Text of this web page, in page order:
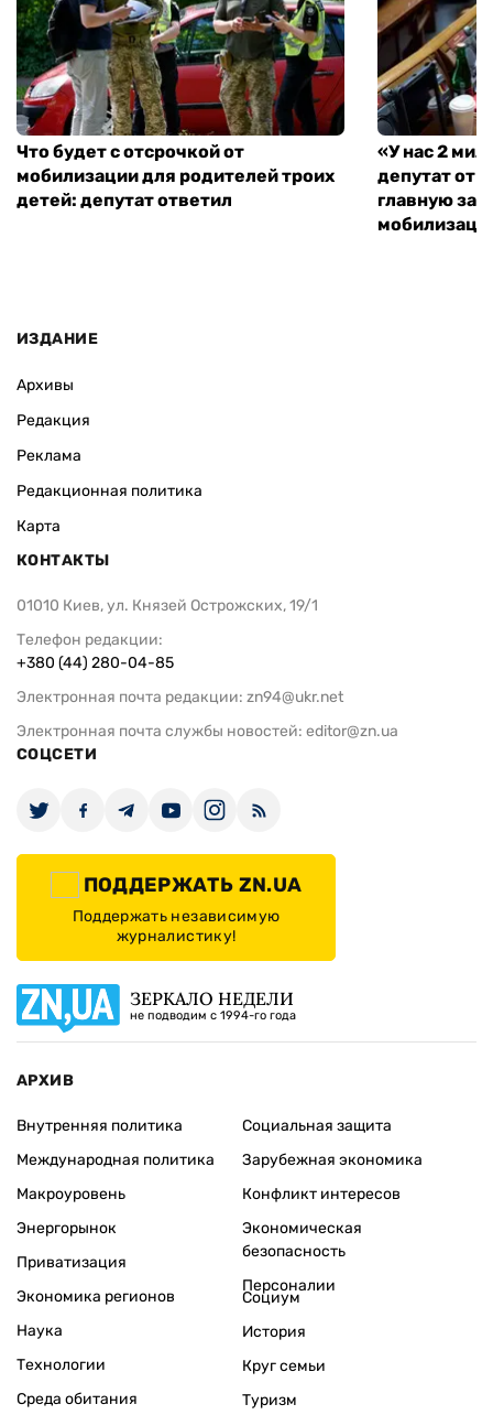
Что будет с отсрочкой от
мобилизации для родителей троих
детей: депутат ответил
«У нас 2
депутат от
главную
ИЗДАНИЕ
Архивы
Редакция
Реклама
Редакционная политика
Карта
КОНТАКТЫ
01010 Киев, ул. Князей Острожских, 19/1
Телефон редакции:
+380 (44) 280-04-85
Электронная почта редакции: zn94@ukr.net
Электронная почта службы новостей: editor@zn.ua
СОЦСЕТИ
ПОДДЕРЖАТЬ ZN.UA
Поддержать независимую
журналистику!
ЗЕРКАЛО НЕДЕЛИ
не подводим с 1994-го года
АРХИВ
Внутренняя политика
Международная политика
Макроуровень
Энергорынок
Приватизация
Экономика регионов
Социальная защита
Зарубежная экономика
Конфликт интересов
Экономическая
безопасность
Персоналии
Наука
Технологии
Среда обитания
Социум
История
Круг семьи
Туризм